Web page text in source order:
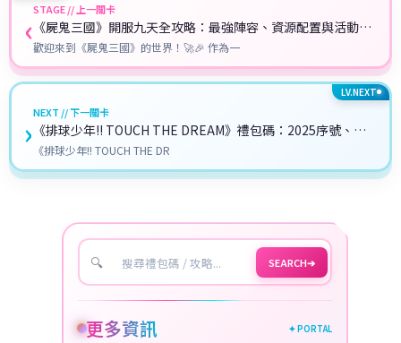
‹STAGE // 上一關卡
《屍鬼三國》開服九天全攻略：最強陣容、資源配置與活動參
與詳解
歡迎來到《屍鬼三國》的世界！🚀🎉 作為一
LV.NEXT
NEXT // 下一關卡
《排球少年!! TOUCH THE DREAM》禮包碼：2025序號、兌
換碼分享
《排球少年!! TOUCH THE DR
›
🔍 SEARCH➔
更多資訊 ✦ PORTAL